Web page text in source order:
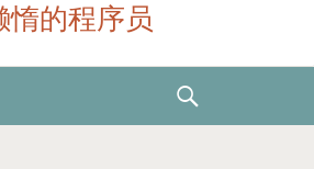
惰的程序员